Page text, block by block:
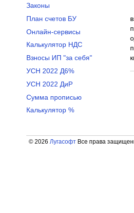
Законы
План счетов БУ
Онлайн-сервисы
Калькулятор НДС
Взносы ИП "за себя"
УСН 2022 Д6%
УСН 2022 ДиР
Сумма прописью
Калькулятор %
© 2026 ЛугасофтВсе права